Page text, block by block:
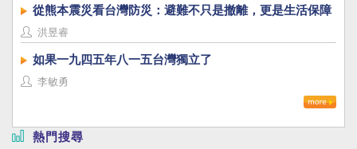
從熊本震災看台灣防災：避難不只是撤離，更是生活保障
洪昱睿
如果一九四五年八一五台灣獨立了
李敏勇
熱門搜尋